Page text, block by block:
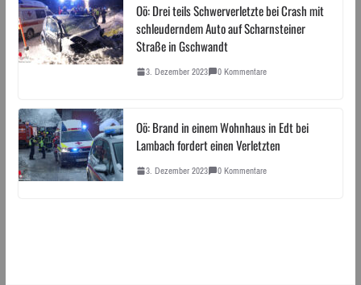
Oö: Drei teils Schwerverletzte bei Crash mit
schleuderndem Auto auf Scharnsteiner
Straße in Gschwandt
3. Dezember 2023 0 Kommentare
Oö: Brand in einem Wohnhaus in Edt bei
Lambach fordert einen Verletzten
3. Dezember 2023 0 Kommentare